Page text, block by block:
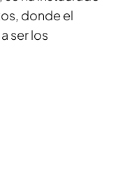
donde el
ser los